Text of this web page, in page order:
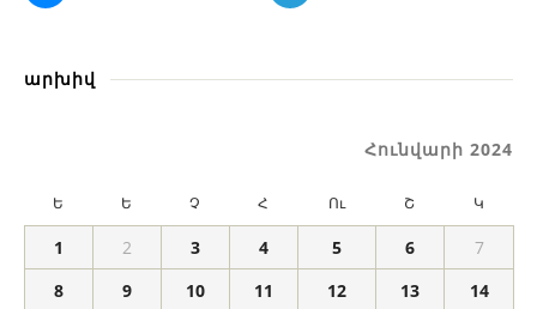
արխիվ
Հունվարի 2024
Ե Ե Չ Հ Ու Շ Կ
1 2 3 4 5 6
7
8
9 10 11 12 13
14